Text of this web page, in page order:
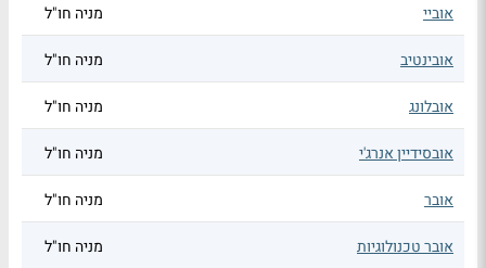
אוביי מניה חו"ל
אובינטיב מניה חו"ל
אובלונג מניה חו"ל
אובסידיין אנרג'י מניה חו"ל
אובר מניה חו"ל
אובר טכנולוגיות מניה חו"ל